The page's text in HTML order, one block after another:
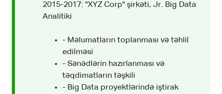
2015-2017: "XYZ Corp" şirkəti, Jr. Big Data
Analitiki
- Məlumatların toplanması və təhlil
edilməsi
- Sənədlərin hazırlanması və
təqdimatların təşkili
- Big Data proyektlərində iştirak